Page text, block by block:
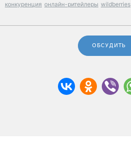
конкуренция онлайн-ритейлеры wildberries
ОБСУДИТЬ